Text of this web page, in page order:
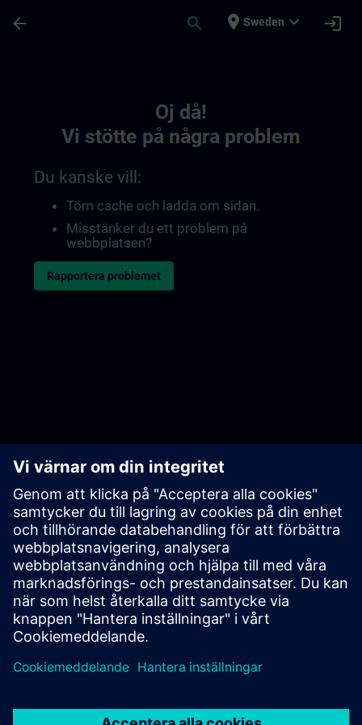
arrow_back search place Sweden expand_more login
Oj då!
Vi stötte på några problem
Du kanske vill:
Töm cache och ladda om sidan.
Misstänker du ett problem på
webbplatsen?
Rapportera problemet